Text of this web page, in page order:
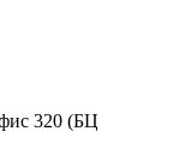
320 (БЦ